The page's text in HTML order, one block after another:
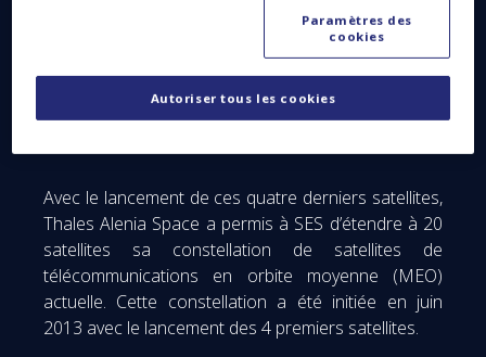
Avec le lancement de ces quatre derniers satellites,
Thales Alenia Space a permis à SES d’étendre à 20
satellites sa constellation de satellites de
télécommunications en orbite moyenne (MEO)
actuelle. Cette constellation a été initiée en juin
2013 avec le lancement des 4 premiers satellites.
Paramètres des
cookies
Autoriser tous les cookies